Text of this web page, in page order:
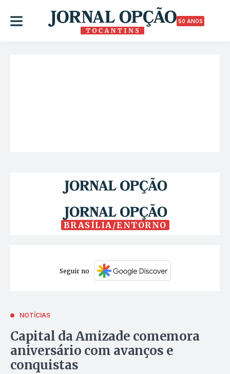
50 ANOS
BRASÍLIA/ENTORNO
Seguir no
NOTÍCIAS
Capital da Amizade comemora
aniversário com avanços e
conquistas